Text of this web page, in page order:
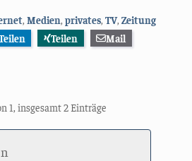
,Medien,privates,TV,Zeitung
Teilen
Mail
1, insgesamt 2 Einträge